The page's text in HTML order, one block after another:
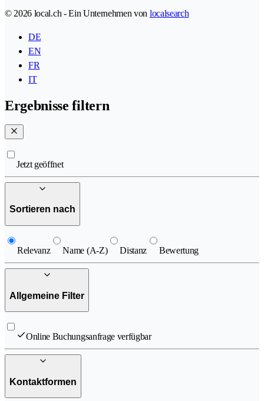
© 2026 local.ch - Ein Unternehmen von localsearch
DE
EN
FR
IT
Ergebnisse filtern
Jetzt geöffnet
Sortieren nach
Relevanz Name (A-Z) Distanz Bewertung
Allgemeine Filter
Online Buchungsanfrage verfügbar
Kontaktformen